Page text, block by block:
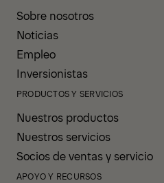
Sobre nosotros
Noticias
Empleo
Inversionistas
PRODUCTOS Y SERVICIOS
Nuestros productos
Nuestros servicios
Socios de ventas y servicio
APOYO Y RECURSOS